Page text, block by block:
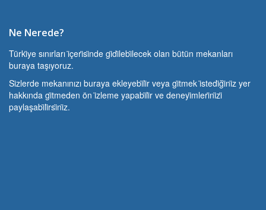
Ne Nerede?
Türki̇ye sınırları i̇çeri̇si̇nde gi̇di̇lebi̇lecek olan bütün mekanları
buraya taşıyoruz.
Si̇zlerde mekanınızı buraya ekleyebi̇li̇r veya gi̇tmek i̇stedi̇ği̇ni̇z yer
hakkında gi̇tmeden ön i̇zleme yapabi̇li̇r ve deneyi̇mleri̇ni̇zi̇
paylaşabi̇li̇rsi̇ni̇z.